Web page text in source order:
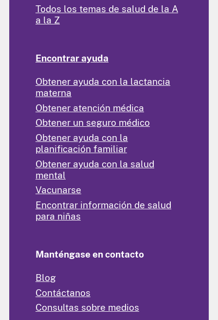
Todos los temas de salud de la A
a la Z
Encontrar ayuda
Obtener ayuda con la lactancia
materna
Obtener atención médica
Obtener un seguro médico
Obtener ayuda con la
planificación familiar
Obtener ayuda con la salud
mental
Vacunarse
Encontrar información de salud
para niñas
Manténgase en contacto
Blog
Contáctanos
Consultas sobre medios